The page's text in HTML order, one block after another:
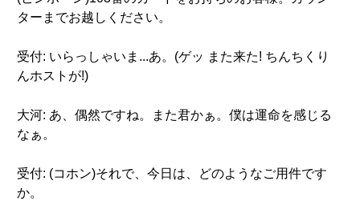
ターまでお越しください。
受付: いらっしゃいま...あ。(ゲッ また来た! ちんちくり
んホストが!)
大河: あ、偶然ですね。また君かぁ。僕は運命を感じる
なぁ。
受付: (コホン)それで、今日は、どのようなご用件です
か。